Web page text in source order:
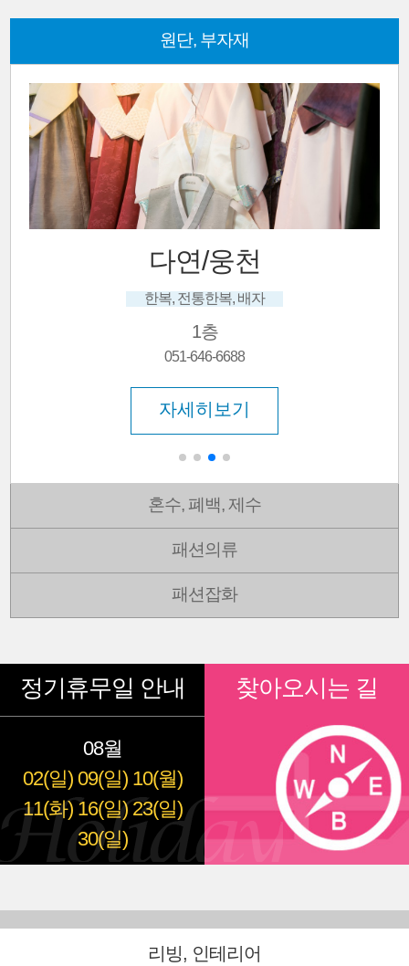
원단, 부자재
원금주단
혼주한복, 신랑신부한복, 맞춤.대여, 고
혼수, 폐백, 제수
패션의류
패션잡화
정기휴무일 안내
08월
02(일) 09(일) 10(월)
11(화) 16(일) 23(일)
30(일)
찾아오시는 길
리빙, 인테리어